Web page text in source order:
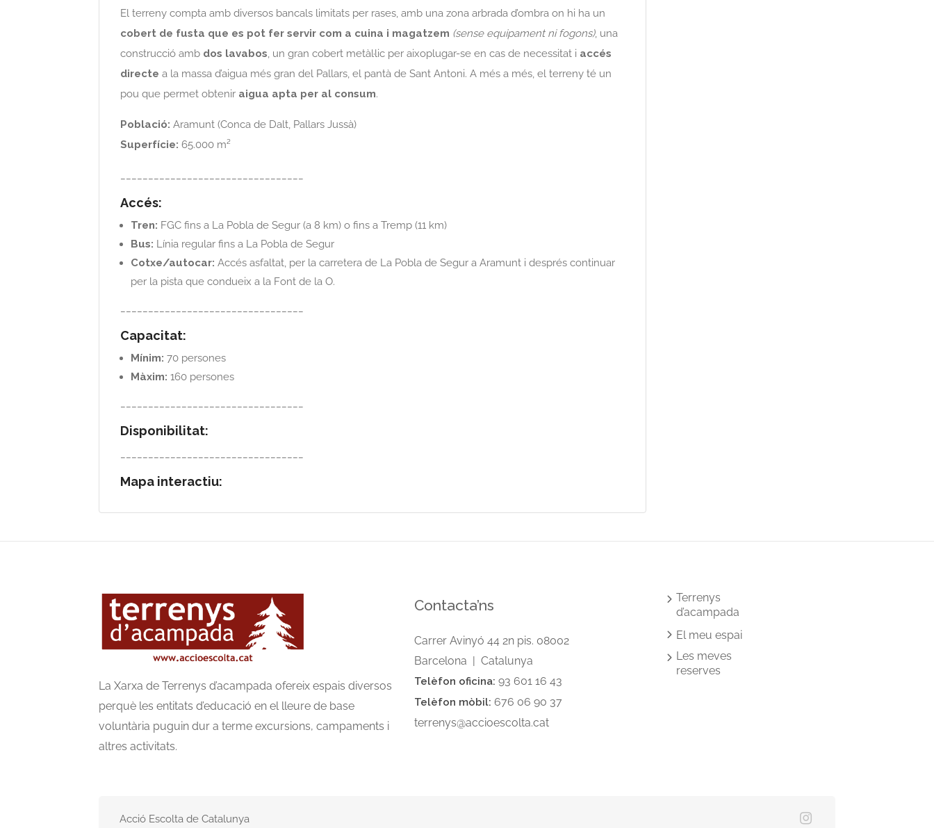
El terreny compta amb diversos bancals limitats per rases, amb una zona arbrada d’ombra on hi ha un
cobert de fusta que es pot fer servir com a cuina i magatzem (sense equipament ni fogons), una
construcció amb dos lavabos, un gran cobert metàl·lic per aixoplugar-se en cas de necessitat i accés
directe a la massa d’aigua més gran del Pallars, el pantà de Sant Antoni. A més a més, el terreny té un
pou que permet obtenir aigua apta per al consum.
Població: Aramunt (Conca de Dalt, Pallars Jussà)
Superfície: 65.000 m²
Accés:
Tren: FGC fins a La Pobla de Segur (a 8 km) o fins a Tremp (11 km)
Bus: Línia regular fins a La Pobla de Segur
Cotxe/autocar: Accés asfaltat, per la carretera de La Pobla de Segur a Aramunt i després continuar
per la pista que condueix a la Font de la O.
Capacitat:
Mínim: 70 persones
Màxim: 160 persones
Disponibilitat:
Mapa interactiu:
La Xarxa de Terrenys d’acampada ofereix espais diversos
perquè les entitats d’educació en el lleure de base
voluntària puguin dur a terme excursions, campaments i
altres activitats.
Contacta’ns
Carrer Avinyó 44 2n pis. 08002
Barcelona | Catalunya
Telèfon oficina: 93 601 16 43
Telèfon mòbil: 676 06 90 37
terrenys@accioescolta.cat
Terrenys
d’acampada
El meu espai
Les meves
reserves
Acció Escolta de Catalunya